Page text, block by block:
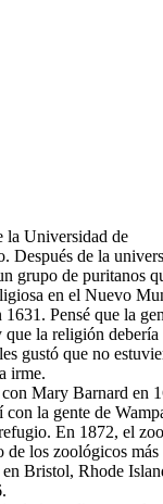
la Universidad de
Después de la
grupo de puritanos
en el Nuevo
Pensé que la
la religión debería
gustó que no
irme.
Mary Barnard en
la gente de
En 1872, el
los zoológicos más
Bristol, Rhode